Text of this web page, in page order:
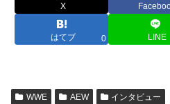
X
はてブ 0 LINE
WWE AEW インタビュー